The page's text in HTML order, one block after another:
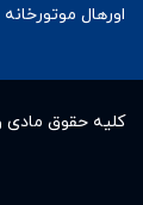
اورهال موتورخانه
کلیه حقوق مادى